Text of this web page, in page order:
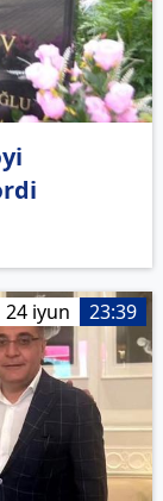
24 iyun 23:39